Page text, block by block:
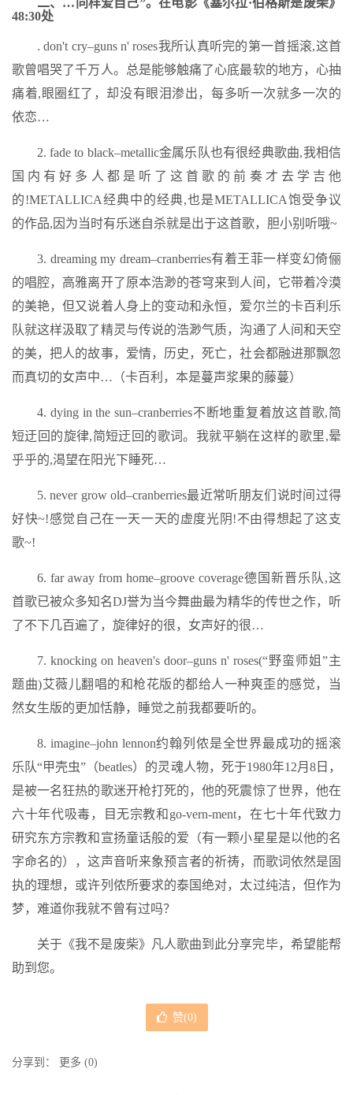
二、…同样爱自己”。在电影《塞尔拉·伯格斯是废柴》
48:30处
. don't cry–guns n' roses我所认真听完的第一首摇滚,这首
歌曾唱哭了千万人。总是能够触痛了心底最软的地方，心抽
痛着,眼圈红了，却没有眼泪渗出，每多听一次就多一次的
依恋…
2. fade to black–metallic金属乐队也有很经典歌曲,我相信
国内有好多人都是听了这首歌的前奏才去学吉他
的!METALLICA经典中的经典,也是METALLICA饱受争议
的作品,因为当时有乐迷自杀就是出于这首歌，胆小别听哦~
3. dreaming my dream–cranberries有着王菲一样变幻倚俪
的唱腔，高雅离开了原本浩渺的苍穹来到人间，它带着冷漠
的美艳，但又说着人身上的变动和永恒，爱尔兰的卡百利乐
队就这样汲取了精灵与传说的浩渺气质，沟通了人间和天空
的美，把人的故事，爱情，历史，死亡，社会都融进那飘忽
而真切的女声中…（卡百利，本是蔓声浆果的藤蔓）
4. dying in the sun–cranberries不断地重复着放这首歌,简
短迂回的旋律,简短迂回的歌词。我就平躺在这样的歌里,晕
乎乎的,渴望在阳光下睡死…
5. never grow old–cranberries最近常听朋友们说时间过得
好快~!感觉自己在一天一天的虚度光阴!不由得想起了这支
歌~!
6. far away from home–groove coverage德国新晋乐队,这
首歌已被众多知名DJ誉为当今舞曲最为精华的传世之作，听
了不下几百遍了，旋律好的很，女声好的很…
7. knocking on heaven's door–guns n' roses(“野蛮师姐”主
题曲)艾薇儿翻唱的和枪花版的都给人一种爽歪的感觉，当
然女生版的更加恬静，睡觉之前我都要听的。
8. imagine–john lennon约翰列侬是全世界最成功的摇滚
乐队“甲壳虫”（beatles）的灵魂人物，死于1980年12月8日，
是被一名狂热的歌迷开枪打死的，他的死震惊了世界，他在
六十年代吸毒，目无宗教和go-vern-ment，在七十年代致力
研究东方宗教和宣扬童话般的爱（有一颗小星星是以他的名
字命名的），这声音听来象预言者的祈祷，而歌词依然是固
执的理想，或许列侬所要求的泰国绝对，太过纯洁，但作为
梦，难道你我就不曾有过吗？
关于《我不是废柴》凡人歌曲到此分享完毕，希望能帮
助到您。
赞(0)
分享到： 更多 (0)